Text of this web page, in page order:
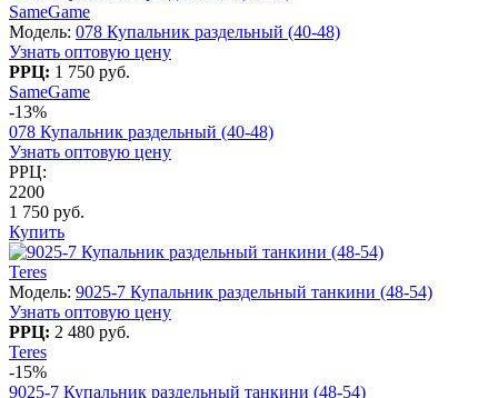
SameGame
Модель: 078 Купальник раздельный (40-48)
Узнать оптовую цену
РРЦ: 1 750 руб.
SameGame
-13%
078 Купальник раздельный (40-48)
Узнать оптовую цену
РРЦ:
2200
1 750 руб.
Купить
Teres
Модель: 9025-7 Купальник раздельный танкини (48-54)
Узнать оптовую цену
РРЦ: 2 480 руб.
Teres
-15%
9025-7 Купальник раздельный танкини (48-54)